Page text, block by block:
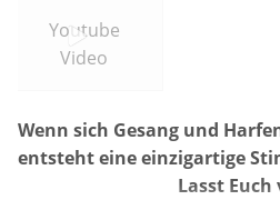
Youtube
Video
Wenn sich Gesang und
entsteht eine
Lasst Euch vom